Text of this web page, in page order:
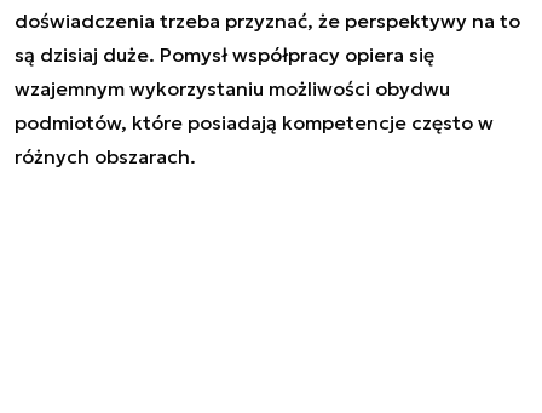
doświadczenia trzeba przyznać, że perspektywy na to
są dzisiaj duże. Pomysł współpracy opiera się
wzajemnym wykorzystaniu możliwości obydwu
podmiotów, które posiadają kompetencje często w
różnych obszarach.